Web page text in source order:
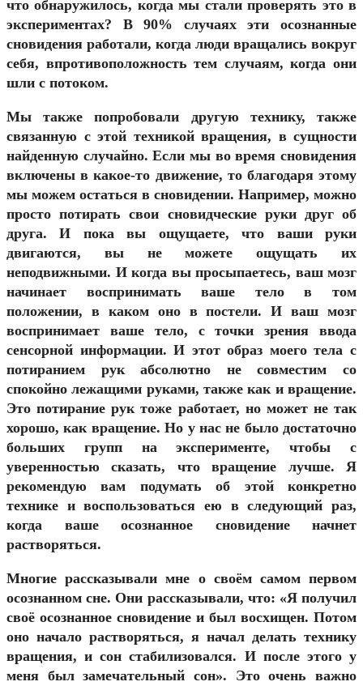
что обнаружилось, когда мы стали проверять это в
экспериментах? В 90% случаях эти осознанные
сновидения работали, когда люди вращались вокруг
себя, впротивоположность тем случаям, когда они
шли с потоком.
Мы также попробовали другую технику, также
связанную с этой техникой вращения, в сущности
найденную случайно. Если мы во время сновидения
включены в какое-то движение, то благодаря этому
мы можем остаться в сновидении. Например, можно
просто потирать свои сновидческие руки друг об
друга. И пока вы ощущаете, что ваши руки
двигаются, вы не можете ощущать их
неподвижными. И когда вы просыпаетесь, ваш мозг
начинает воспринимать ваше тело в том
положении, в каком оно в постели. И ваш мозг
воспринимает ваше тело, с точки зрения ввода
сенсорной информации. И этот образ моего тела с
потиранием рук абсолютно не совместим со
спокойно лежащими руками, также как и вращение.
Это потирание рук тоже работает, но может не так
хорошо, как вращение. Но у нас не было достаточно
больших групп на эксперименте, чтобы с
уверенностью сказать, что вращение лучше. Я
рекомендую вам подумать об этой конкретно
технике и воспользоваться ею в следующий раз,
когда ваше осознанное сновидение начнет
растворяться.
Многие рассказывали мне о своём самом первом
осознанном сне. Они рассказывали, что: «Я получил
своё осознанное сновидение и был восхищен. Потом
оно начало растворяться, я начал делать технику
вращения, и сон стабилизовался. И после этого у
меня был замечательный сон». Это очень важно